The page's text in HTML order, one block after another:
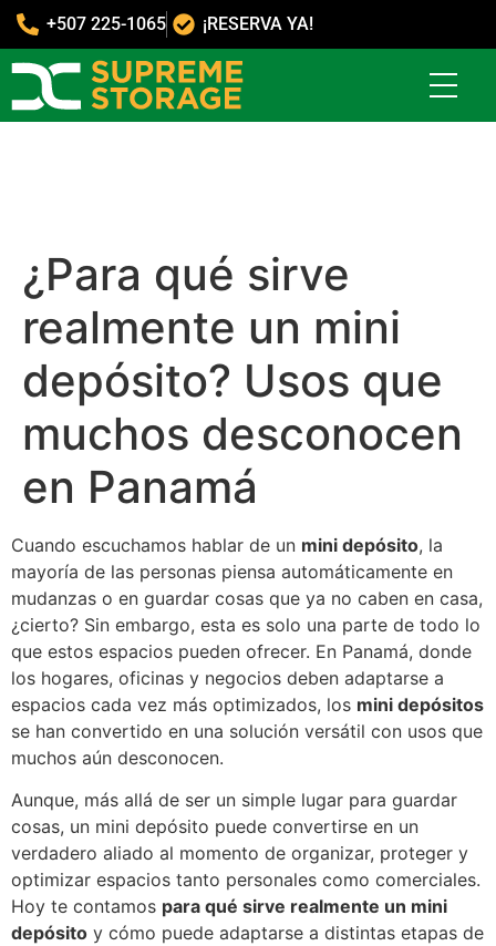
+507 225-1065 ¡RESERVA YA!
¿Para qué sirve
realmente un mini
depósito? Usos que
muchos desconocen
en Panamá
Cuando escuchamos hablar de un mini depósito, la
mayoría de las personas piensa automáticamente en
mudanzas o en guardar cosas que ya no caben en casa,
¿cierto? Sin embargo, esta es solo una parte de todo lo
que estos espacios pueden ofrecer. En Panamá, donde
los hogares, oficinas y negocios deben adaptarse a
espacios cada vez más optimizados, los mini depósitos
se han convertido en una solución versátil con usos que
muchos aún desconocen.
Aunque, más allá de ser un simple lugar para guardar
cosas, un mini depósito puede convertirse en un
verdadero aliado al momento de organizar, proteger y
optimizar espacios tanto personales como comerciales.
Hoy te contamos para qué sirve realmente un mini
depósito y cómo puede adaptarse a distintas etapas de